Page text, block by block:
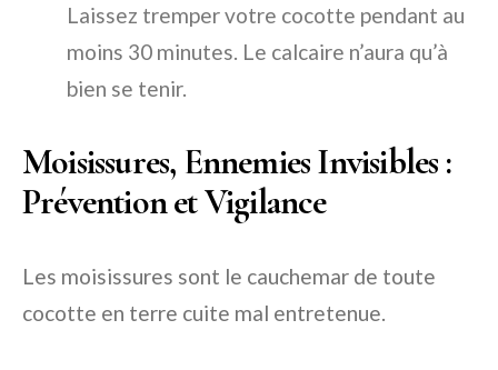
Laissez tremper votre cocotte pendant au
moins 30 minutes. Le calcaire n’aura qu’à
bien se tenir.
Moisissures, Ennemies Invisibles :
Prévention et Vigilance
Les moisissures sont le cauchemar de toute
cocotte en terre cuite mal entretenue.